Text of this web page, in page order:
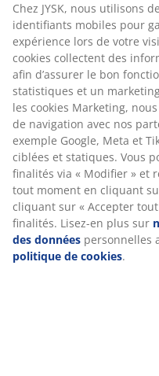
RÉFÉRENCE: 7200639
Instruction de montage
Caractéristiques
Notes
(22)
Chez JYSK, nous utilisons
identifiants mobiles pour
expérience lors de votre
cookies collectent des
afin d’assurer le bon
statistiques et un
les cookies Marketing,
de navigation avec nos
exemple Google, Meta et
ciblées et statiques. Vous
finalités via « Modifier » et
tout moment en cliquant
cliquant sur « Accepter
finalités. Lisez-en plus sur
des données personnelles
politique de cookies.